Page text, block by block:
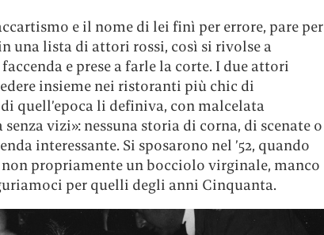
e il nome di lei finì per errore, pare per
una lista di attori rossi, così si rivolse a
e prese a farle la corte. I due attori
insieme nei ristoranti più chic di
quell’epoca li definiva, con malcelata
vizi»: nessuna storia di corna, di scenate o
interessante. Si sposarono nel ’52, quando
propriamente un bocciolo virginale, manco
per quelli degli anni Cinquanta.